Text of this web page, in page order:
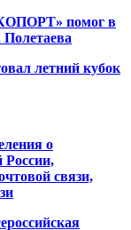
помог в
Полетаева
летний кубок
о
России,
связи,